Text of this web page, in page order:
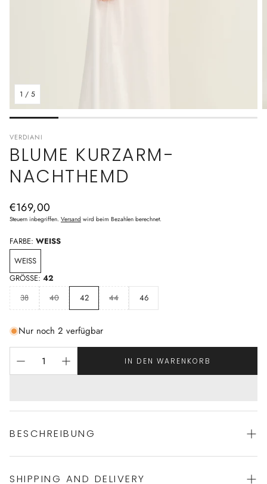
1 / 5
VERDIANI
BLUME KURZARM-
NACHTHEMD
Normaler
Preis
€169,00
Steuern inbegriffen. Versand wird beim Bezahlen berechnet.
FARBE: WEISS
WEISS
GRÖSSE: 42
38
40 42 44 46
Nur noch 2 verfügbar
IN DEN WARENKORB
BESCHREIBUNG
Das BLUME Nachthemd verkörpert die Essenz kultivierter
SHIPPING AND DELIVERY